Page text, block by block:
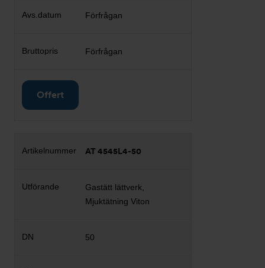
Förfrågan
Förfrågan
Offert
AT 4545L4-50
Gastätt lättverk,
Mjuktätning Viton
50